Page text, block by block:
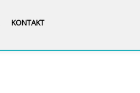
KONTAKT